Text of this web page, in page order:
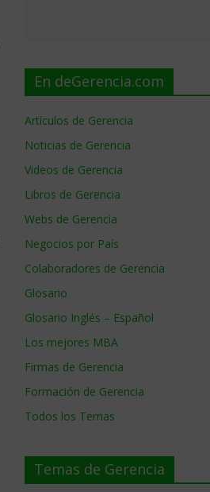
En deGerencia.com
Artículos de Gerencia
Noticias de Gerencia
Videos de Gerencia
Libros de Gerencia
Webs de Gerencia
Negocios por País
Colaboradores de Gerencia
Glosario
Glosario Inglés – Español
Los mejores MBA
Firmas de Gerencia
Formación de Gerencia
Todos los Temas
Temas de Gerencia